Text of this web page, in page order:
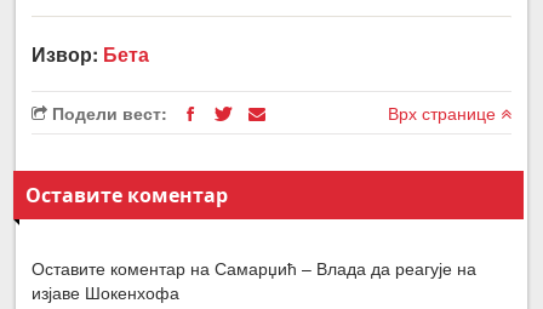
Извор: Бета
Подели вест: Врх странице
Оставите коментар
Оставите коментар на Самарџић – Влада да реагује на
изјаве Шокенхофа